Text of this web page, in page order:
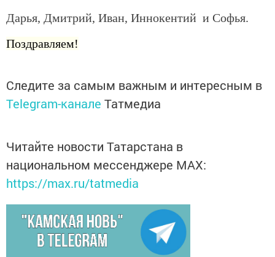
Дарья, Дмитрий, Иван, Иннокентий и Софья.
Поздравляем!
Следите за самым важным и интересным в
Telegram-канале Татмедиа
Читайте новости Татарстана в
национальном мессенджере MАХ:
https://max.ru/tatmedia